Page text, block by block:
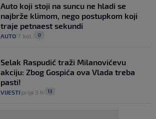
Auto koji stoji na suncu ne hladi se
najbrže klimom, nego postupkom koji
traje petnaest sekundi
AUTO 7. kol. 0
Selak Raspudić traži Milanovićevu
akciju: Zbog Gospića ova Vlada treba
pasti!
VIJESTI prije 3 h 13